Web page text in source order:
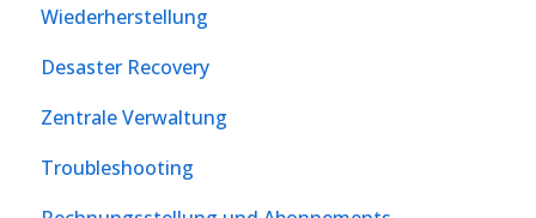
Wiederherstellung
Desaster Recovery
Zentrale Verwaltung
Troubleshooting